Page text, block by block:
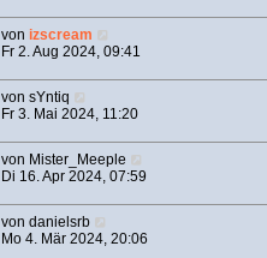
von izscream
Fr 2. Aug 2024, 09:41
vonsYntiq
Fr 3. Mai 2024, 11:20
von Mister_Meeple
Di 16. Apr 2024, 07:59
vondanielsrb
Mo 4. Mär 2024, 20:06